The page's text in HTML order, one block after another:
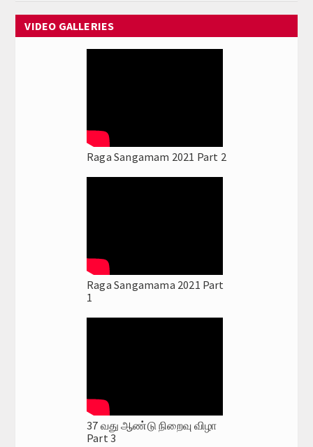
VIDEO GALLERIES
Raga Sangamam 2021 Part 2
Raga Sangamama 2021 Part
1
37 வது ஆண்டு நிறைவு விழா
Part 3